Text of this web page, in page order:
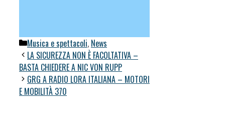
Categorie
Musica e spettacoli, News
LA SICUREZZA NON È FACOLTATIVA –
BASTA CHIEDERE A NIC VON RUPP
GRG A RADIO LORA ITALIANA – MOTORI
E MOBILITÀ 370